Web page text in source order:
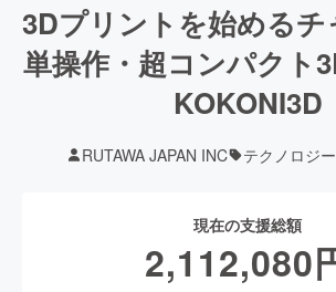
3Dプリントを始める
単操作・超コンパクト
KOKONI3D
RUTAWA JAPAN INC テクノロジ
現在の支援総額
2,112,080